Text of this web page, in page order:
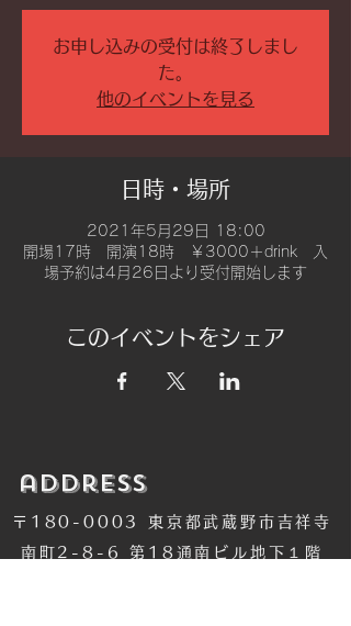
お申し込みの受付は終了しまし
た。
他のイベントを見る
日時・場所
2021年5月29日 18:00
開場17時 開演18時 ￥3000＋drink 入
場予約は4月26日より受付開始します
このイベントをシェア
​address
〒180-0003 東京都武蔵野市吉祥寺
南町2-8-6 第18通南ビル地下１階